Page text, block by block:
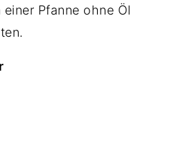
einer Pfanne ohne Öl